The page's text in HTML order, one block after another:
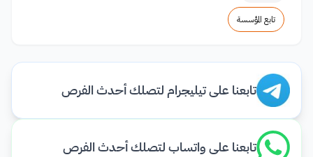
تابع المؤسسة
تابعنا على تيليجرام لتصلك أحدث الفرص
تابعنا على واتساب لتصلك أحدث الفرص